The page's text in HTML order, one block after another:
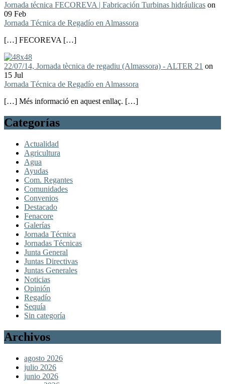
Jornada técnica FECOREVA | Fabricación Turbinas hidráulicas on
09 Feb
Jornada Técnica de Regadío en Almassora
[…] FECOREVA […]
22/07/14, Jornada tècnica de regadiu (Almassora) - ALTER 21 on
15 Jul
Jornada Técnica de Regadío en Almassora
[…] Més informació en aquest enllaç. […]
Categorías
Actualidad
Agricultura
Agua
Ayudas
Com. Regantes
Comunidades
Convenios
Destacado
Fenacore
Galerías
Jornada Técnica
Jornadas Técnicas
Junta General
Juntas Directivas
Juntas Generales
Noticias
Opinión
Regadío
Sequía
Sin categoría
Archivos
agosto 2026
julio 2026
junio 2026